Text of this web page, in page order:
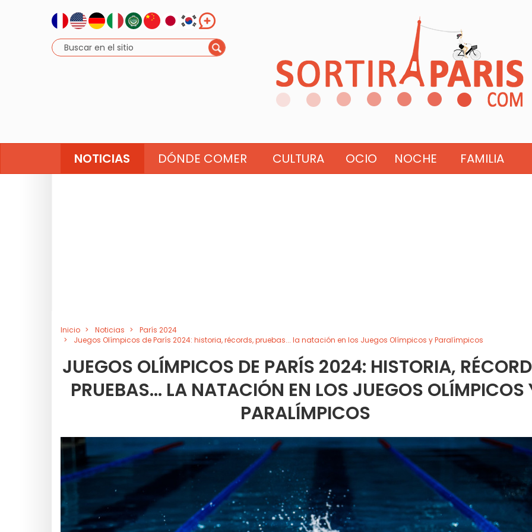
NOTICIAS DÓNDE COMER CULTURA OCIO NOCHE FAMILIA
Inicio Noticias
París 2024
Juegos Olímpicos de París 2024: historia, récords, pruebas... la natación en los Juegos Olímpicos y Paralímpicos
JUEGOS OLÍMPICOS DE PARÍS 2024: HISTORIA,
PRUEBAS... LA NATACIÓN EN LOS JUEGOS OLÍMPICOS
PARALÍMPICOS